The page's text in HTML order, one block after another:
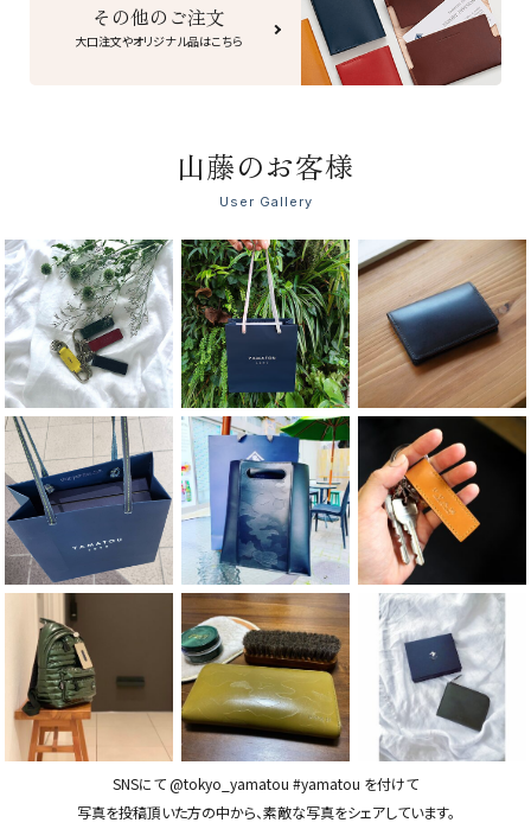
その他のご注文
大口注文やオリジナル品はこちら
山藤のお客様
User Gallery
SNSにて @tokyo_yamatou #yamatou を付けて
写真を投稿頂いた方の中から、素敵な写真をシェアしています。